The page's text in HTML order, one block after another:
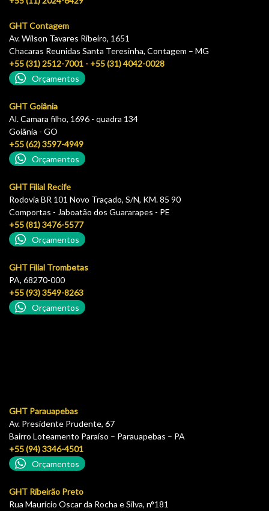
GHT Contagem
Av. Wilson Tavares Ribeiro, 1651
Chacaras Reunidas Santa Teresinha, Contagem – MG
+55 (31) 2512-7001 - +55 (31) 4042-0028
Orçamentos
GHT Goiânia
Al. Camara filho, 1696 - quadra 134
Goiãnia - GO
+55 (62) 3597-4949
Orçamentos
GHT Filial Recife
Rodovia BR 101 Novo Traçado, S/N, KM. 85 90
Comportas - Jaboatão dos Guararapes - PE
+55 (81) 3476-5577
Orçamentos
GHT Filial Trombetas
PA, 68270-000
+55 (93) 3549-8263
Orçamentos
GHT Parauapebas
Av. Presidente Prudente, 67
Bairro Loteamento Paraíso – Parauapebas – PA
+55 (94) 3346-4501
Orçamentos
GHT Ribeirão Preto
Rua Maurício Oscar da Rocha e Silva, n°181